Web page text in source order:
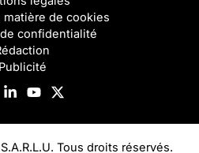
matière de cookies
confidentialité
Publicité
Tous droits réservés.